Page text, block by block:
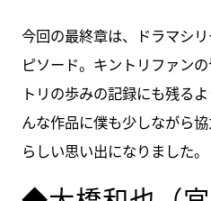
今回の最終章は、ドラマシ
ピソード。キントリファン
トリの歩みの記録にも残る
んな作品に僕も少しながら
らしい思い出になりました。